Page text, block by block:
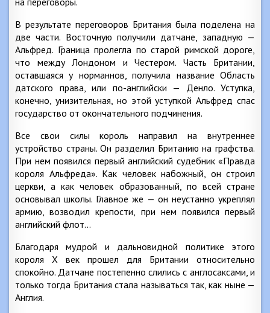
В результате переговоров Британия была поделена на
две части. Восточную получили датчане, западную —
Альфред. Граница пролегла по старой римской дороге,
что между Лондоном и Честером. Часть Британии,
оставшаяся у норманнов, получила название Область
датского права, или по-английски — Денло. Уступка,
конечно, унизительная, но этой уступкой Альфред спас
государство от окончательного подчинения.
Все свои силы король направил на внутреннее
устройство страны. Он разделил Британию на графства.
При нем появился первый английский судебник «Правда
короля Альфреда». Как человек набожный, он строил
церкви, а как человек образованный, по всей стране
основывал школы. Главное же — он неустанно укреплял
армию, возводил крепости, при нем появился первый
английский флот…
Благодаря мудрой и дальновидной политике этого
короля X век прошел для Британии относительно
спокойно. Датчане постепенно слились с англосаксами, и
только тогда Британия стала называться так, как ныне —
Англия.